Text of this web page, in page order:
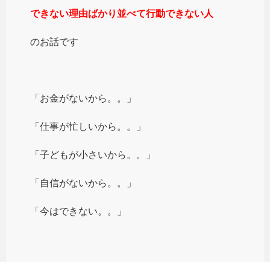
できない理由ばかり並べて行動できない人
のお話です
「お金がないから。。」
「仕事が忙しいから。。」
「子どもが小さいから。。」
「自信がないから。。」
「今はできない。。」